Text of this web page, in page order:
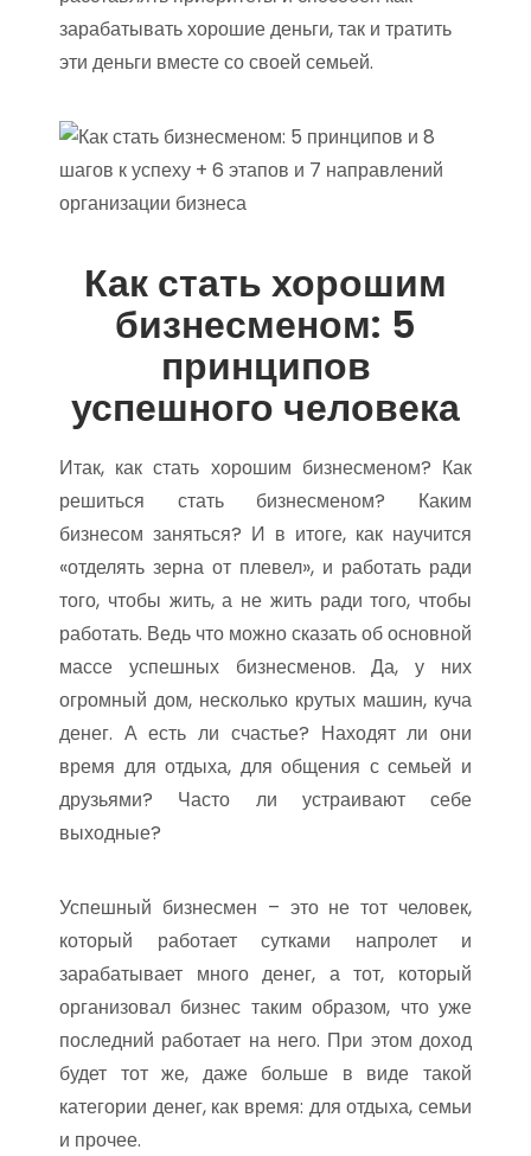
зарабатывать хорошие деньги, так и тратить
эти деньги вместе со своей семьей.
Как стать хорошим
бизнесменом: 5
принципов
успешного человека
Итак, как стать хорошим бизнесменом? Как
решиться стать бизнесменом? Каким
бизнесом заняться? И в итоге, как научится
«отделять зерна от плевел», и работать ради
того, чтобы жить, а не жить ради того, чтобы
работать. Ведь что можно сказать об основной
массе успешных бизнесменов. Да, у них
огромный дом, несколько крутых машин, куча
денег. А есть ли счастье? Находят ли они
время для отдыха, для общения с семьей и
друзьями? Часто ли устраивают себе
выходные?
Успешный бизнесмен – это не тот человек,
который работает сутками напролет и
зарабатывает много денег, а тот, который
организовал бизнес таким образом, что уже
последний работает на него. При этом доход
будет тот же, даже больше в виде такой
категории денег, как время: для отдыха, семьи
и прочее.